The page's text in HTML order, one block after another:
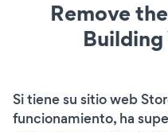
Remove
Building
Si tiene su sitio web
funcionamiento, ha